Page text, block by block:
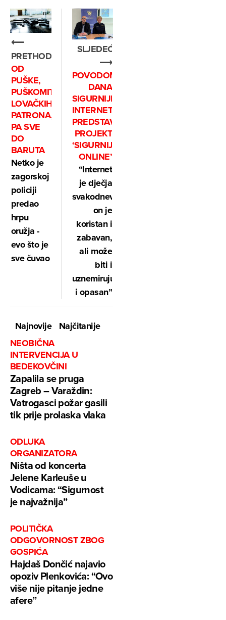
⟵
PRETHODNO
OD
PUŠKE,
PUŠKOMITRALJEZA,
LOVAČKIH
PATRONA,
PA SVE
DO
BARUTA
Netko je
zagorskoj
policiji
predao
hrpu
oružja -
evo što je
sve čuvao
SLJEDEĆE
⟶
POVODOM
DANA
SIGURNIJEG
INTERNETA,
PREDSTAVLJEN
PROJEKT
‘SIGURNIJI
ONLINE’
“Internet
je dječja
svakodnevnica,
on je
koristan i
zabavan,
ali može
biti i
uznemirujući
i opasan”
Najnovije
Najčitanije
NEOBIČNA
INTERVENCIJA U
BEDEKOVČINI
Zapalila se pruga
Zagreb – Varaždin:
Vatrogasci požar gasili
tik prije prolaska vlaka
ODLUKA
ORGANIZATORA
Ništa od koncerta
Jelene Karleuše u
Vodicama: “Sigurnost
je najvažnija”
POLITIČKA
ODGOVORNOST ZBOG
GOSPIĆA
Hajdaš Dončić najavio
opoziv Plenkovića: “Ovo
više nije pitanje jedne
afere”